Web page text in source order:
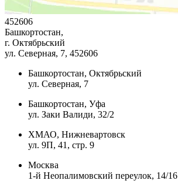
452606
Башкортостан,
г. Октябрьский
ул. Северная, 7, 452606
Башкортостан, Октябрьский
ул. Северная, 7
Башкортостан, Уфа
ул. Заки Валиди, 32/2
ХМАО, Нижневартовск
ул. 9П, 41, стр. 9
Москва
1-й Неопалимовский переулок, 14/16